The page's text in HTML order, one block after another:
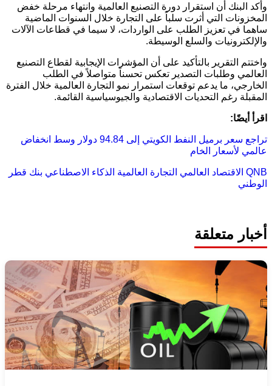
وأكد البنك أن استقرار دورة التصنيع العالمية وانتهاء مرحلة خفض
المخزونات التي أثرت سلباً على التجارة خلال السنوات الماضية
ساهما في تعزيز الطلب على الواردات، لا سيما في قطاعات الآلات
والإلكترونيات والسلع الوسيطة.
واختتم التقرير بالتأكيد على أن المؤشرات الإيجابية لقطاع التصنيع
العالمي وطلبات التصدير تعكس تحسناً متواصلاً في الطلب
الخارجي، ما يدعم توقعات استمرار نمو التجارة العالمية خلال الفترة
المقبلة رغم التحديات الاقتصادية والجيوسياسية القائمة.
اقرأ أيضًا:
تراجع سعر برميل النفط الكويتي إلى 94.84 دولار وسط انخفاض
عالمي لأسعار الخام
QNB الاقتصاد العالمي التجارة العالمية الذكاء الاصطناعي بنك قطر
الوطني
أخبار متعلقة